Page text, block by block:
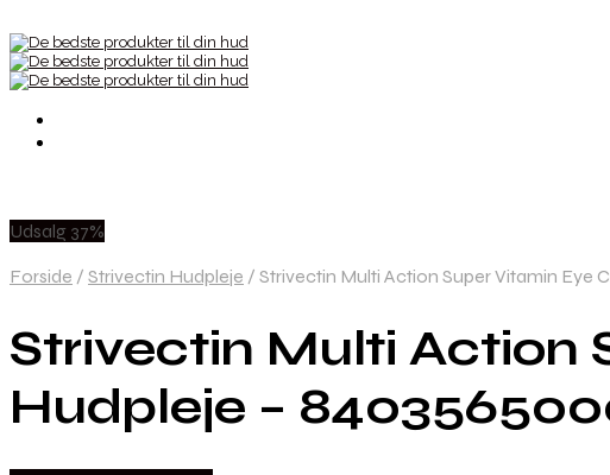
Udsalg 37%
Forside / Strivectin Hudpleje / Strivectin Multi Action Super Vitamin Eye
Strivectin Multi Action
Hudpleje –